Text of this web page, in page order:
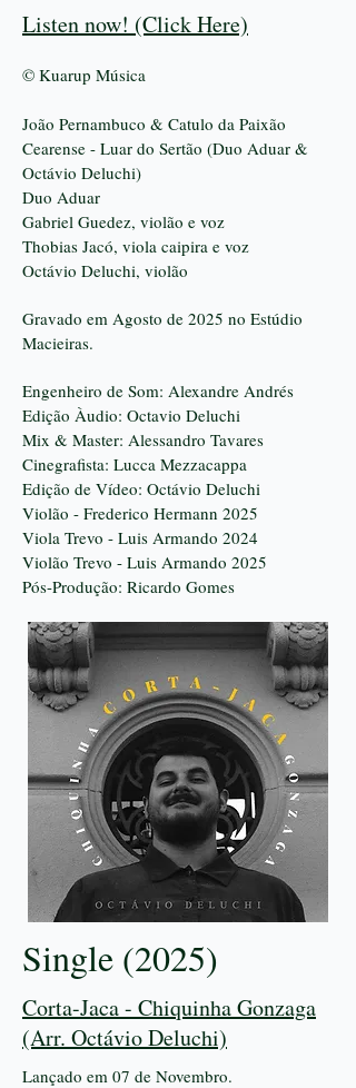
Listen now! (Click Here)
© Kuarup Música
​João Pernambuco & Catulo da Paixão
Cearense - Luar do Sertão (Duo Aduar &
Octávio Deluchi)
Duo Aduar
Gabriel Guedez, violão e voz
Thobias Jacó, viola caipira e voz
Octávio Deluchi, violão
Gravado em Agosto de 2025 no Estúdio
Macieiras.
Engenheiro de Som: Alexandre Andrés
Edição Àudio: Octavio Deluchi
Mix & Master: Alessandro Tavares
Cinegrafista: Lucca Mezzacappa
Edição de Vídeo: Octávio Deluchi
Violão - Frederico Hermann 2025
Viola Trevo - Luis Armando 2024
Violão Trevo - Luis Armando 2025
Pós-Produção: Ricardo Gomes
Single (2025)
Corta-Jaca - Chiquinha Gonzaga
(Arr. Octávio Deluchi)
Lançado em 07 de Novembro.